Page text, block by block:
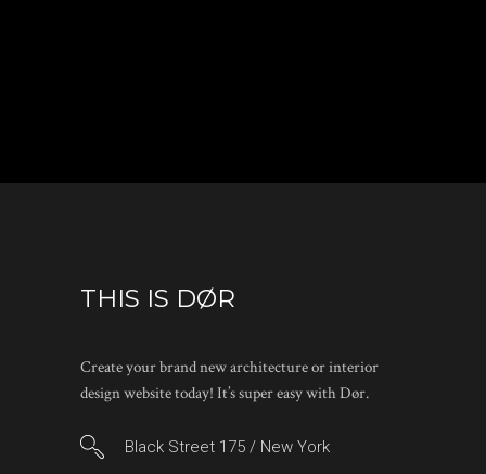
THIS IS DØR
Create your brand new architecture or interior
design website today! It’s super easy with Dør.
Black Street 175 / New York